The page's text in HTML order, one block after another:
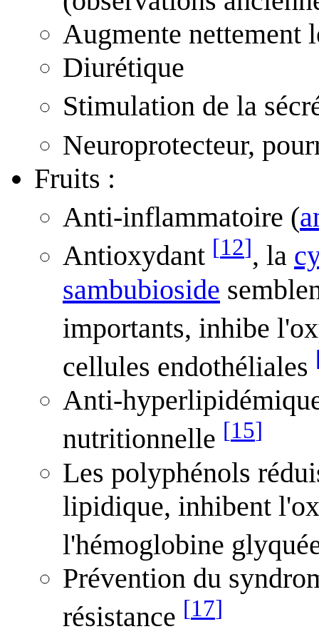
Augmente nettement
Diurétique
Stimulation de la
Neuroprotecteur,
Fruits :
Anti-inflammatoire (
Antioxydant [12], la
sambubioside
importants, inhibe
cellules endothéliales
Anti-
nutritionnelle [15]
Les polyphénols
lipidique, inhibent
l'hémoglobine
Prévention du
résistance [17]